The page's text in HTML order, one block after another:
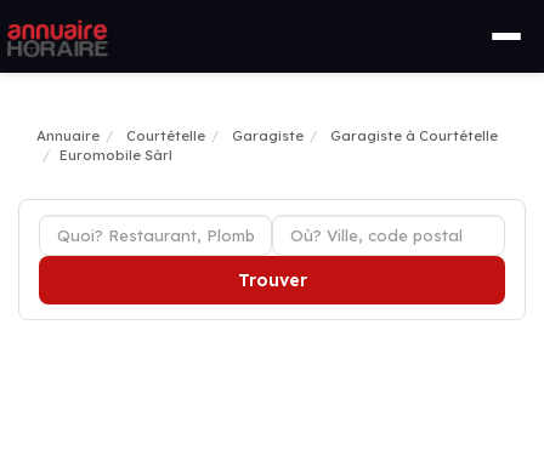
Annuaire Courtételle Garagiste
Garagiste à Courtételle
Euromobile Sàrl
Trouver